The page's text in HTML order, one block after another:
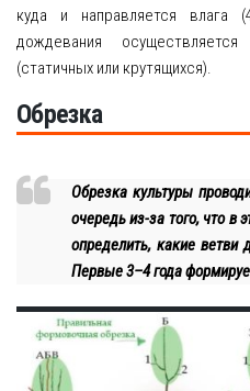
куда и направляется
дождевания
(статичных или крутящихся).
Обрезка
Обрезка культуры
очередь из-за того, что в
определить, какие
Первые 3–4 года